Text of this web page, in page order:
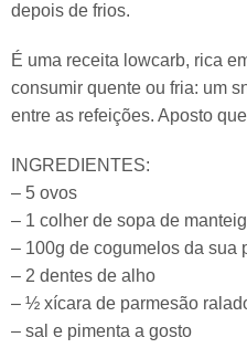
depois de frios.
É uma receita lowcarb, rica
consumir quente ou fria: um
entre as refeições. Aposto
INGREDIENTES:
– 5 ovos
– 1 colher de sopa de
– 100g de cogumelos da sua
– 2 dentes de alho
– ½ xícara de parmesão
– sal e pimenta a gosto